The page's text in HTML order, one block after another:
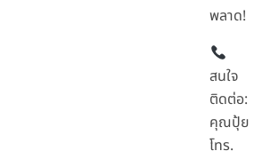
พลาด!
สนใจ
ติดต่อ:
คุณปุ้ย
โทร.